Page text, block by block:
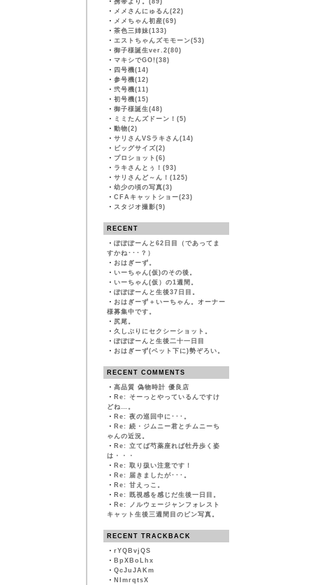
・ 携帯より。(89)
・ メメさんにゅるん(22)
・ メメちゃん初産(69)
・ 茶色三姉妹(133)
・ エストちゃんズモモーン(53)
・ 御子様誕生ver.2(80)
・ マキシでGO!(38)
・ 四号機(14)
・ 参号機(12)
・ 弐号機(11)
・ 初号機(15)
・ 御子様誕生(48)
・ ミミたんズドーン！(5)
・ 動物(2)
・ サリさんVSラキさん(14)
・ ビッグサイズ(2)
・ プロショット(6)
・ ラキさんとぅ！(93)
・ サリさんど～ん！(125)
・ 幼少の頃の写真(3)
・ CFAキャットショー(23)
・ スタジオ撮影(9)
RECENT
・ ぽぽぽーんと62日目（であってま
すかね･･･？）
・ おはぎーず。
・ いーちゃん(仮)のその後。
・ いーちゃん(仮）の1週間。
・ ぽぽぽーんと生後37日目。
・ おはぎーず＋いーちゃん。オーナー
様募集中です。
・ 尻尾。
・ 久しぶりにセクシーショット。
・ ぽぽぽーんと生後二十一日目
・ おはぎーず(ベット下に)勢ぞろい。
RECENT COMMENTS
・ 高品質 偽物時計 優良店
・ Re: そーっとやっているんですけ
どね…。
・ Re: 夜の巡回中に･･･。
・ Re: 続・ジムニー君とチムニーち
ゃんの近況。
・ Re: 立てば芍薬座れば牡丹歩く姿
は・・・
・ Re: 取り扱い注意です！
・ Re: 届きましたが･･･。
・ Re: 甘えっこ。
・ Re: 既視感を感じだ生後一日目。
・ Re: ノルウェージャンフォレスト
キャット生後三週間目のピン写真。
RECENT TRACKBACK
・ rYQBvjQS
・ BpXBoLhx
・ QcJuJAKm
・ NImrqtsX